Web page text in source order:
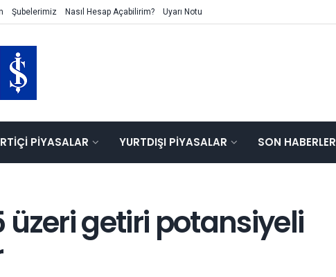
Şubelerimiz Nasıl Hesap Açabilirim? Uyarı Notu
PIYASALAR YURTDIŞI PIYASALAR SON HABERLER
üzeri getiri potansiyeli